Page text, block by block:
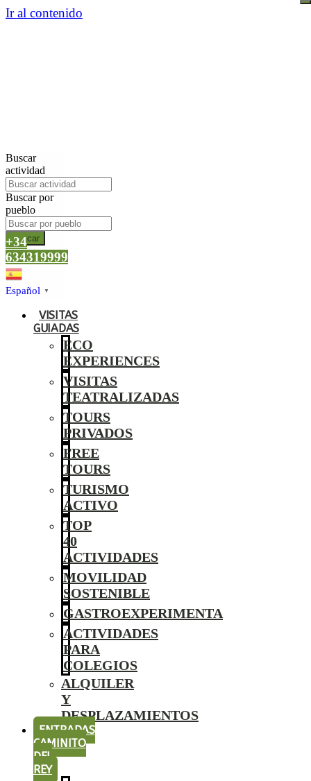
Ir al contenido
Buscar
actividad
Buscar por
pueblo
Buscar
+34
634319999
Español ▼
VISITAS
GUIADAS
ECO
EXPERIENCES
VISITAS
TEATRALIZADAS
TOURS
PRIVADOS
FREE
TOURS
TURISMO
ACTIVO
TOP
40
ACTIVIDADES
MOVILIDAD
SOSTENIBLE
GASTROEXPERIMENTA
ACTIVIDADES
PARA
COLEGIOS
ALQUILER
Y
DESPLAZAMIENTOS
ENTRADAS
CAMINITO
DEL
REY